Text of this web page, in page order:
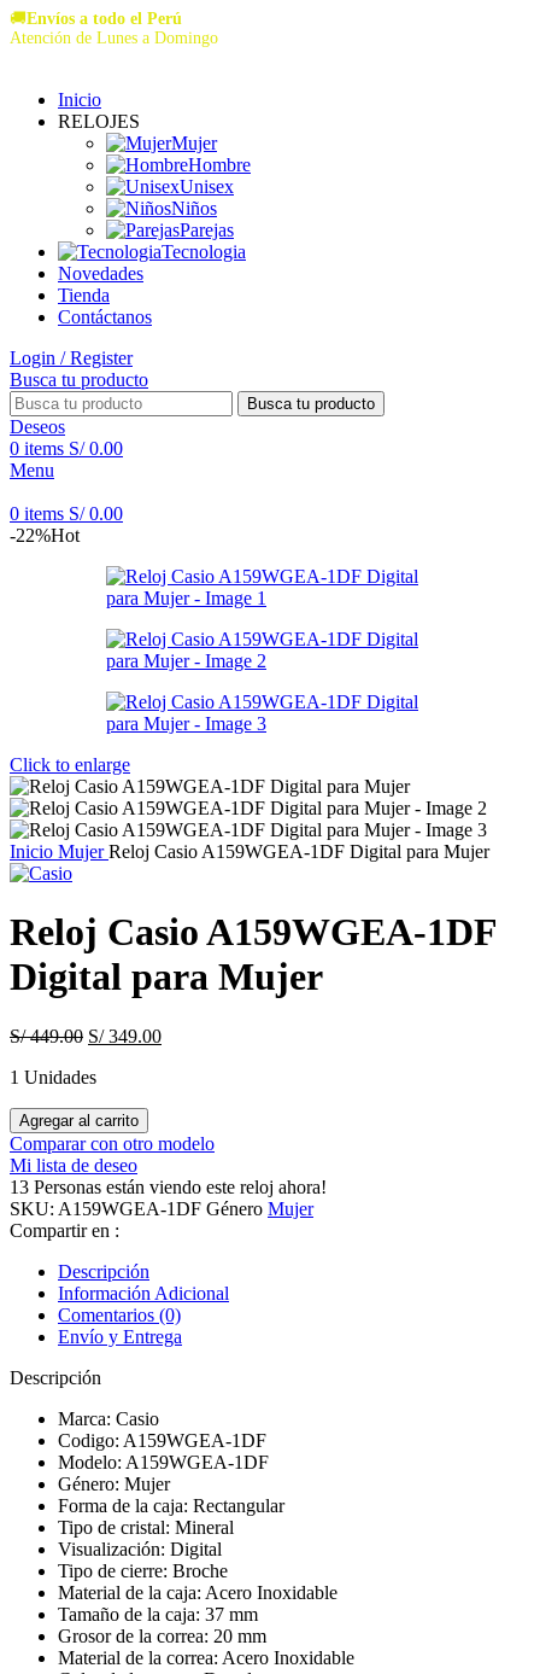
🚚Envíos a todo el Perú
Atención de Lunes a Domingo
Inicio
RELOJES
Mujer
Hombre
Unisex
Niños
Parejas
Tecnologia
Novedades
Tienda
Contáctanos
Login / Register
Busca tu producto
Busca tu producto
Deseos
0 items S/0.00
Menu
0 items S/0.00
-22%Hot
Click to enlarge
Inicio MujerReloj Casio A159WGEA-1DF Digital para Mujer
Reloj Casio A159WGEA-1DF
Digital para Mujer
S/449.00 Original
was:
S/349.00Current
1 Unidades
Reloj
Casio
A159WGEA-
1DF
Digital
para
Mujer
quantity
Agregar al carrito
Comparar con otro modelo
Mi lista de deseo
13 Personas están viendo este reloj ahora!
SKU: A159WGEA-1DF Género Mujer
Compartir en :
Descripción
Información Adicional
Comentarios (0)
Envío y Entrega
Descripción
Marca: Casio
Codigo: A159WGEA-1DF
Modelo: A159WGEA-1DF
Género: Mujer
Forma de la caja: Rectangular
Tipo de cristal: Mineral
Visualización: Digital
Tipo de cierre: Broche
Material de la caja: Acero Inoxidable
Tamaño de la caja: 37 mm
Grosor de la correa: 20 mm
Material de la correa: Acero Inoxidable